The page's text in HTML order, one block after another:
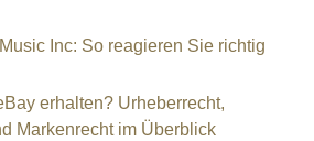
Inc: So reagieren Sie richtig
erhalten? Urheberrecht,
Markenrecht im Überblick